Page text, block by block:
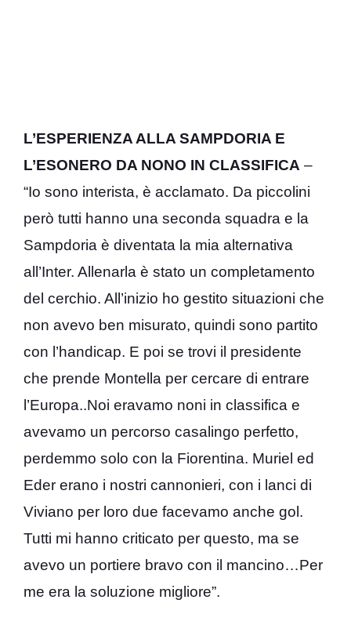
L’ESPERIENZA ALLA SAMPDORIA E
L’ESONERO DA NONO IN CLASSIFICA –
“Io sono interista, è acclamato. Da piccolini
però tutti hanno una seconda squadra e la
Sampdoria è diventata la mia alternativa
all’Inter. Allenarla è stato un completamento
del cerchio. All’inizio ho gestito situazioni che
non avevo ben misurato, quindi sono partito
con l’handicap. E poi se trovi il presidente
che prende Montella per cercare di entrare
l’Europa..Noi eravamo noni in classifica e
avevamo un percorso casalingo perfetto,
perdemmo solo con la Fiorentina. Muriel ed
Eder erano i nostri cannonieri, con i lanci di
Viviano per loro due facevamo anche gol.
Tutti mi hanno criticato per questo, ma se
avevo un portiere bravo con il mancino…Per
me era la soluzione migliore”.